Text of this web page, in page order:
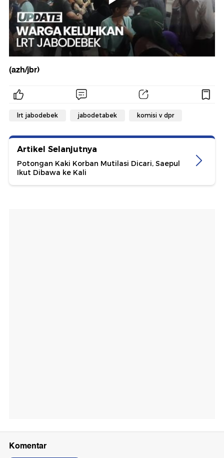
(azh/jbr)
lrt jabodebek jabodetabek komisi v dpr
Artikel Selanjutnya
Potongan Kaki Korban Mutilasi Dicari, Saepul
Ikut Dibawa ke Kali